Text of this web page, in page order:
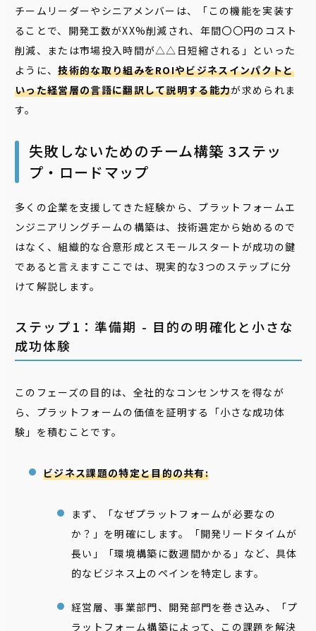
チームリーダーやシニアメンバーは、「この機能を実装す
ることで、開発工数がXX%削減され、年間〇〇円のコスト
削減、または市場投入時間が△△日短縮される」といった
ように、技術的な取り組みをROIやビジネスインパクトと
いった経営層の言語に翻訳して説明する能力が求められま
す。
失敗しないためのチーム構築 3ステッ
プ・ロードマップ
多くの企業を支援してきた経験から、プラットフォームエ
ンジニアリングチームの構築は、技術選定から始めるので
はなく、組織的な合意形成とスモールスタートが成功の鍵
であると言えますここでは、現実的な3つのステップに分
けて解説します。
ステップ1：準備期 - 目的の明確化と小さな
成功体験
このフェーズの目的は、全社的なコンセンサスを得なが
ら、プラットフォームの価値を証明する「小さな成功体
験」を積むことです。
ビジネス課題の特定と目的の共有:
まず、「なぜプラットフォームが必要なの
か？」を明確にします。「開発リードタイムが
長い」「環境構築に数週間かかる」など、具体
的なビジネス上のペインを特定します。
経営層、事業部門、開発部門を巻き込み、「プ
ラットフォーム構築によって、この課題を解決